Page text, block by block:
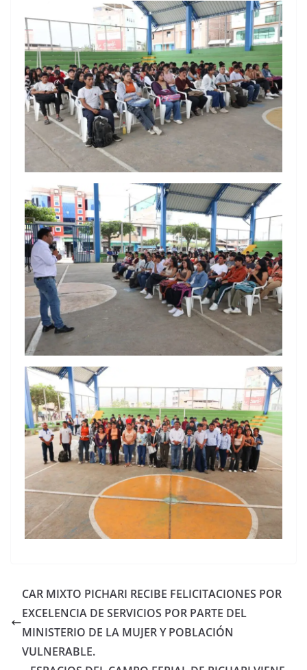
CAR MIXTO PICHARI RECIBE FELICITACIONES POR
EXCELENCIA DE SERVICIOS POR PARTE DEL
MINISTERIO DE LA MUJER Y POBLACIÓN
VULNERABLE.